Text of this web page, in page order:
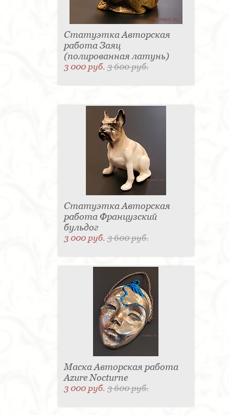
Статуэтка Авторская
работа Заяц
(полированная латунь)
3 000 руб.3 600 руб.
Статуэтка Авторская
работа Французский
бульдог
3 000 руб.3 600 руб.
Маска Авторская работа
Azure Nocturne
3 000 руб.3 600 руб.